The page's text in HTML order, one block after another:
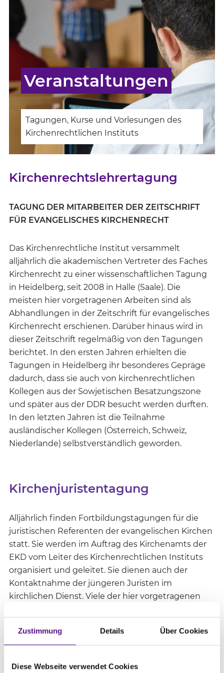
Zustimmung Details Über Cookies
Diese Webseite verwendet Cookies
Veranstaltungen
Tagungen, Kurse und Vorlesungen des
Kirchenrechtlichen Instituts
Kirchenrechtslehrertagung
TAGUNG DER MITARBEITER DER ZEITSCHRIFT
FÜR EVANGELISCHES KIRCHENRECHT
Das Kirchenrechtliche Institut versammelt
alljährlich die akademischen Vertreter des Faches
Kirchenrecht zu einer wissenschaftlichen Tagung
in Heidelberg, seit 2008 in Halle (Saale). Die
meisten hier vorgetragenen Arbeiten sind als
Abhandlungen in der Zeitschrift für evangelisches
Kirchenrecht erschienen. Darüber hinaus wird in
dieser Zeitschrift regelmäßig von den Tagungen
berichtet. In den ersten Jahren erhielten die
Tagungen in Heidelberg ihr besonderes Gepräge
dadurch, dass sie auch von kirchenrechtlichen
Kollegen aus der Sowjetischen Besatzungszone
und später aus der DDR besucht werden durften.
In den letzten Jahren ist die Teilnahme
ausländischer Kollegen (Österreich, Schweiz,
Niederlande) selbstverständlich geworden.
Kirchenjuristentagung
Alljährlich finden Fortbildungstagungen für die
juristischen Referenten der evangelischen Kirchen
statt. Sie werden im Auftrag des Kirchenamts der
EKD vom Leiter des Kirchenrechtlichen Instituts
organisiert und geleitet. Sie dienen auch der
Kontaktnahme der jüngeren Juristen im
kirchlichen Dienst. Viele der hier vorgetragenen
Die Zeitschrift berichtet darüber hinaus
regelmäßig von diesen Tagungen.